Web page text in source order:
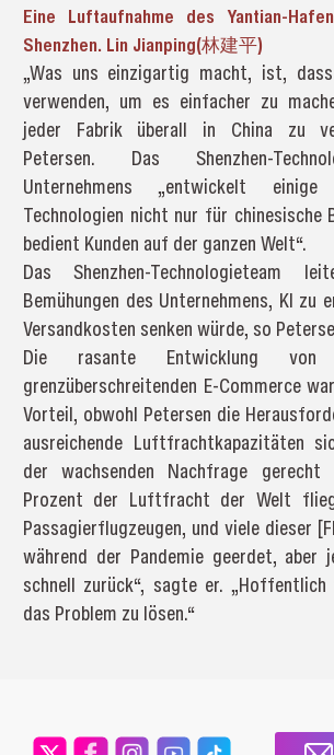
Eine Luftaufnahme des Yantian-
Shenzhen. Lin Jianping(林建平)
„Was uns einzigartig macht, ist,
verwenden, um es einfacher zu
jeder Fabrik überall in China zu
Petersen. Das Shenzhen-
Unternehmens „entwickelt
Technologien nicht nur für chinesische
bedient Kunden auf der ganzen Welt“.
Das Shenzhen-Technologieteam
Bemühungen des Unternehmens, KI zu
Versandkosten senken würde, so
Die rasante Entwicklung von
grenzüberschreitenden E-Commerce
Vorteil, obwohl Petersen die
ausreichende Luftfrachtkapazitäten
der wachsenden Nachfrage
Prozent der Luftfracht der Welt
Passagierflugzeugen, und viele dieser
während der Pandemie geerdet, aber
schnell zurück“, sagte er.
das Problem zu lösen.“